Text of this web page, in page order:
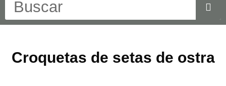
Croquetas de setas de ostra